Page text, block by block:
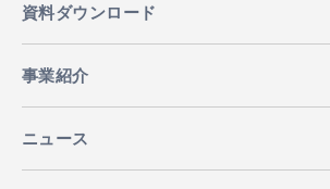
資料ダウンロード
事業紹介
ニュース